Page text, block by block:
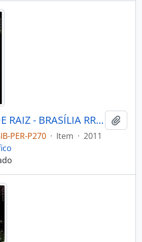
BRASILEIROS DE RAIZ - BRASÍLIA RRCK - 2011 - Nº04
PER-P270 · Item · 2011